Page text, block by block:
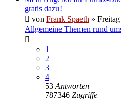
gratis dazu!
von Frank Spaeth »
Allgemeine Themen rund
1
2
3
4
53 Antworten
787346 Zugriffe